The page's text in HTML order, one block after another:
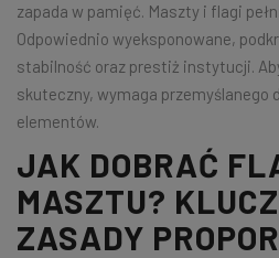
zapada w pamięć. Maszty i flagi
Odpowiednio wyeksponowane,
stabilność oraz prestiż instytucji.
skuteczny, wymaga przemyślanego
elementów.
JAK DOBRAĆ
MASZTU?
ZASADY